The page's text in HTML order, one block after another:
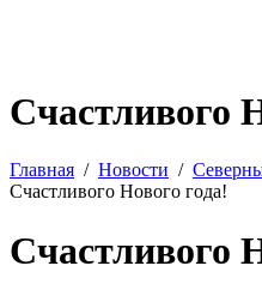
Счастливого
Главная Новости
Счастливого Нового года!
Счастливого